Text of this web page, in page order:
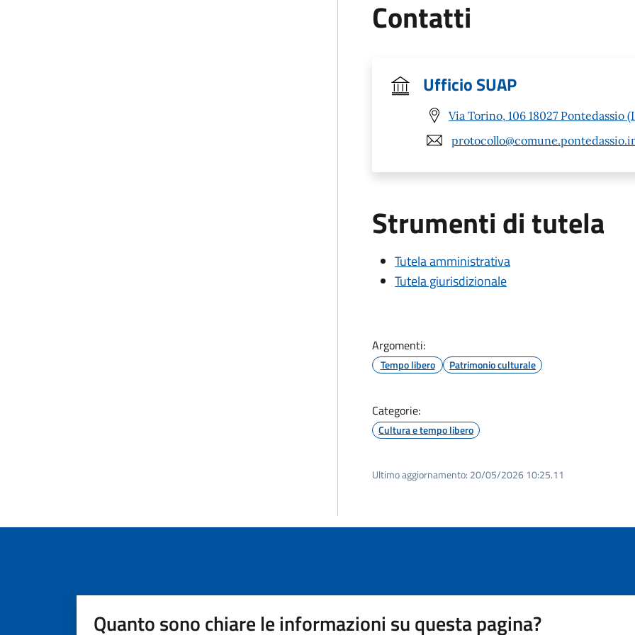
Contatti
Ufficio SUAP
Via Torino, 106 18027 Pontedassio
Strumenti di tutela
Tutela amministrativa
Tutela giurisdizionale
Argomenti:
Tempo libero Patrimonio culturale
Categorie:
Cultura e tempo libero
Ultimo aggiornamento: 20/05/2026 10:25.11
Quanto sono chiare le informazioni su questa pagina?